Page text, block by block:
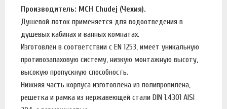
Производитель: MCH Chudej (Чехия).
Душевой лоток применяется для водоотведения в
душевых кабинах и ванных комнатах.
Изготовлен в соответствии с EN 1253, имеет уникальную
противозапаховую систему, низкую монтажную высоту,
высокую пропускную способность.
Нижняя часть корпуса изготовлена из полипропилена,
решетка и рамка из нержавеющей стали DIN 1.4301 AISI